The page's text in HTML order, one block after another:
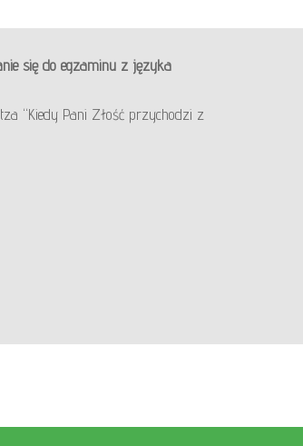
się do egzaminu z języka
“Kiedy Pani Złość przychodzi z